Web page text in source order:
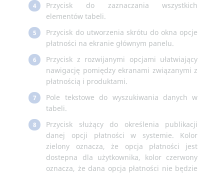
4
Przycisk do zaznaczania wszystkich
elementów tabeli.
5
Przycisk do utworzenia skrótu do okna opcje
płatności na ekranie głównym panelu.
6
Przycisk z rozwijanymi opcjami ułatwiający
nawigację pomiędzy ekranami związanymi z
płatnością i produktami.
7
Pole tekstowe do wyszukiwania danych w
tabeli.
8
Przycisk służący do określenia publikacji
danej opcji płatności w systemie. Kolor
zielony oznacza, że opcja płatności jest
dostepna dla użytkownika, kolor czerwony
oznacza, że dana opcja płatności nie będzie